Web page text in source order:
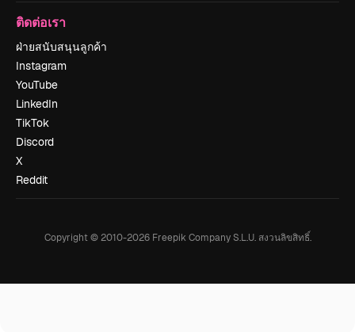
ติดต่อเรา
ฝ่ายสนับสนุนลูกค้า
Instagram
YouTube
LinkedIn
TikTok
Discord
X
Reddit
Copyright © 2010-2026Freepik Company S.L.U. สงวนลิขสิทธิ์.